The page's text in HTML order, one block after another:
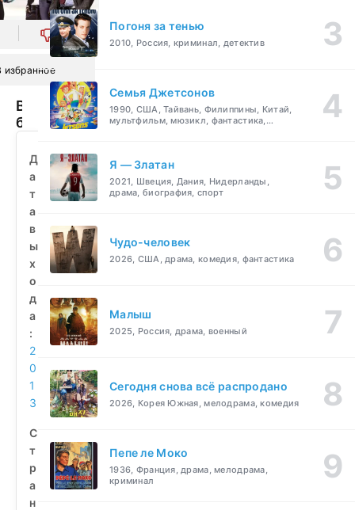
0
избранное
Выдача
багажа
смотреть
бесплатно
Д
а
т
а
в
ы
х
о
д
а
:
2
0
1
3
С
т
р
а
н
Погоня за тенью
2010, Россия, криминал, детектив
Семья Джетсонов
1990, США, Тайвань, Филиппины, Китай,
мультфильм, мюзикл, фантастика,
Я — Златан
2021, Швеция, Дания, Нидерланды,
драма, биография, спорт
Чудо-человек
2026, США, драма, комедия, фантастика
Малыш
2025, Россия, драма, военный
Сегодня снова всё распродано
2026, Корея Южная, мелодрама, комедия
Пепе ле Моко
1936, Франция, драма, мелодрама,
криминал